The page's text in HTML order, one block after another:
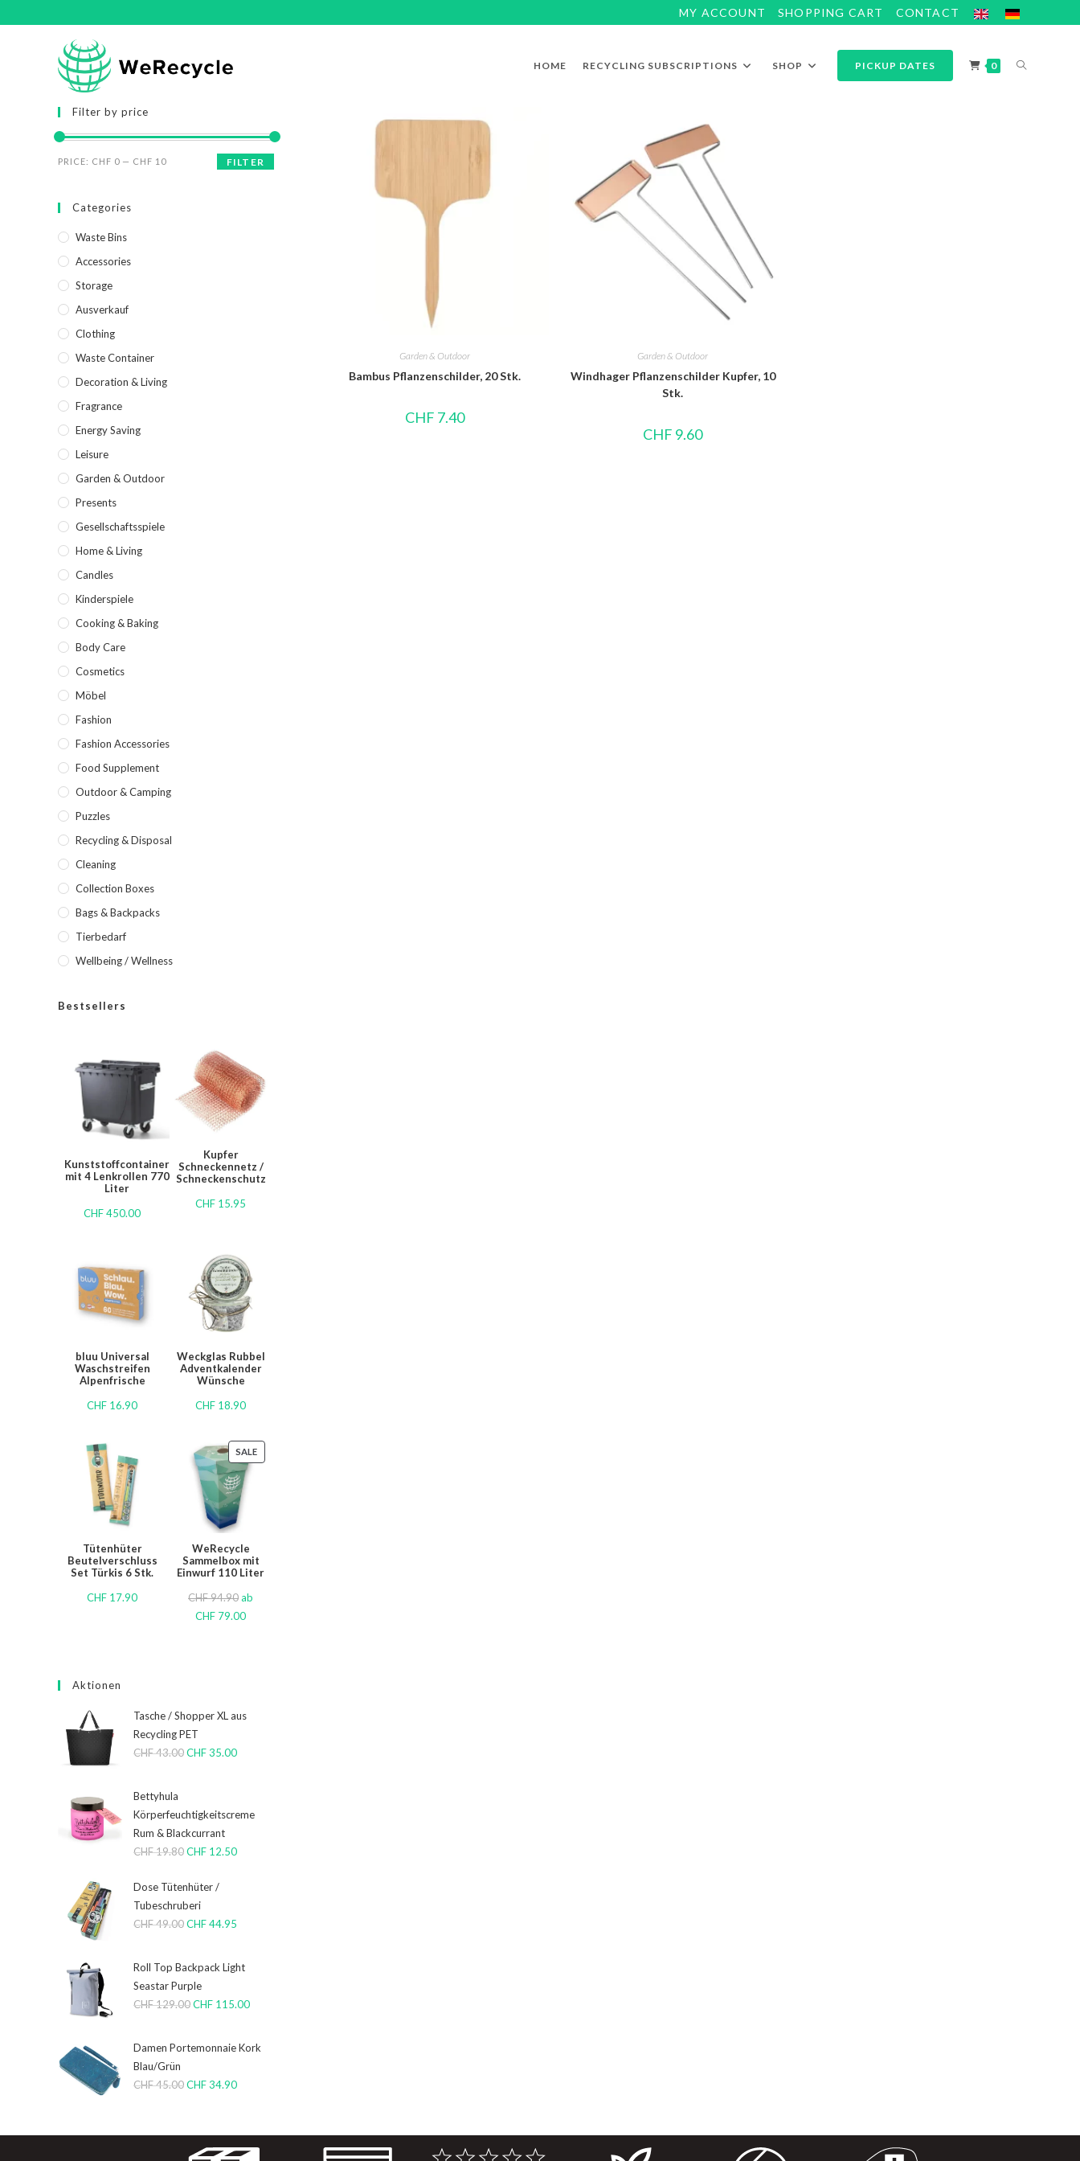
MY ACCOUNT SHOPPING CART CONTACT
HOME RECYCLING SUBSCRIPTIONS SHOP PICKUP DATES 0
Garden & Outdoor
Bambus Pflanzenschilder, 20 Stk.
CHF 7.40
Garden & Outdoor
Windhager Pflanzenschilder Kupfer, 10
Stk.
CHF 9.60
Filter by price
FILTER
PRICE: CHF 0 — CHF 10
Categories
Waste Bins
Accessories
Storage
Ausverkauf
Clothing
Waste Container
Decoration & Living
Fragrance
Energy Saving
Leisure
Garden & Outdoor
Presents
Gesellschaftsspiele
Home & Living
Candles
Kinderspiele
Cooking & Baking
Body Care
Cosmetics
Möbel
Fashion
Fashion Accessories
Food Supplement
Outdoor & Camping
Puzzles
Recycling & Disposal
Cleaning
Collection Boxes
Bags & Backpacks
Tierbedarf
Wellbeing / Wellness
Bestsellers
Kunststoffcontainer
mit 4 Lenkrollen 770
Liter
CHF450.00
Kupfer
Schneckennetz /
Schneckenschutz
CHF 15.95
bluu Universal
Waschstreifen
Alpenfrische
CHF 16.90
Weckglas Rubbel
Adventkalender
Wünsche
CHF 18.90
Tütenhüter
Beutelverschluss
Set Türkis 6 Stk.
CHF 17.90
SALE
WeRecycle
Sammelbox mit
Einwurf 110 Liter
CHF94.90ab
CHF 79.00
Aktionen
Tasche / Shopper XL aus
Recycling PET
CHF43.00CHF35.00
Bettyhula
Körperfeuchtigkeitscreme
Rum & Blackcurrant
CHF19.80CHF 12.50
Dose Tütenhüter /
Tubeschruberi
CHF49.00CHF44.95
Roll Top Backpack Light
Seastar Purple
CHF129.00CHF 115.00
Damen Portemonnaie Kork
Blau/Grün
CHF45.00CHF34.90